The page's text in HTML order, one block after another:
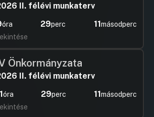
II. félévi munkaterv
óra 29perc 11másodperc
Önkormányzata
II. félévi munkaterv
óra 29perc 11másodperc